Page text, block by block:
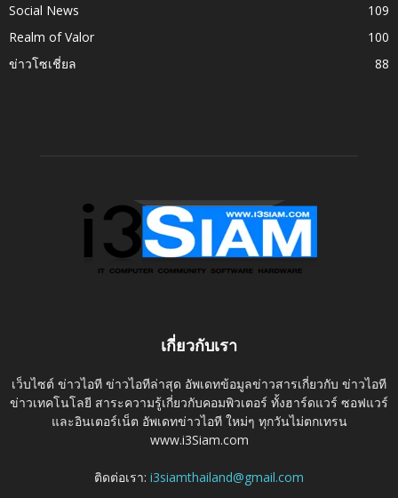
Social News
109
Realm of Valor
100
ข่าวโซเชี่ยล
88
เกี่ยวกับเรา
เว็บไซต์ ข่าวไอที ข่าวไอทีล่าสุด อัพเดทข้อมูลข่าวสารเกี่ยวกับ ข่าวไอที
ข่าวเทคโนโลยี สาระความรู้เกี่ยวกับคอมพิวเตอร์ ทั้งฮาร์ดแวร์ ซอฟแวร์
และอินเตอร์เน็ต อัพเดทข่าวไอที ใหม่ๆ ทุกวันไม่ตกเทรน
www.i3Siam.com
ติดต่อเรา: i3siamthailand@gmail.com